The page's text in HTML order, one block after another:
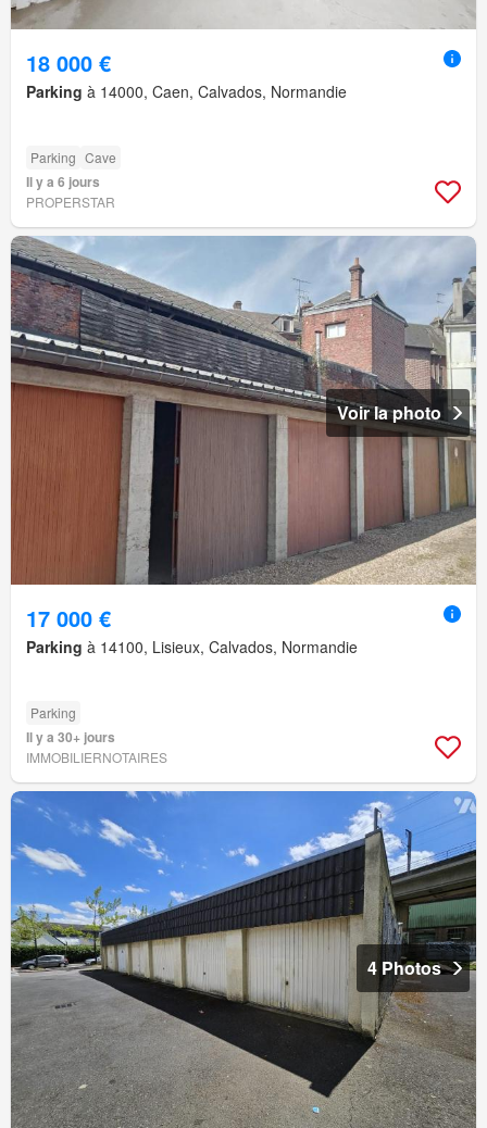
18 000 €
Parking à 14000, Caen, Calvados, Normandie
Parking Cave
Il y a 6 jours
PROPERSTAR
Voir la photo
17 000 €
Parking à 14100, Lisieux, Calvados, Normandie
Parking
Il y a 30+ jours
IMMOBILIERNOTAIRES
4 Photos